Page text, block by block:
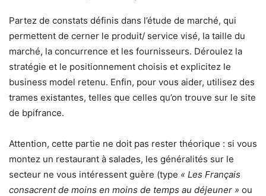
Partez de constats définis dans l’étude de marché, qui
permettent de cerner le produit/ service visé, la taille du
marché, la concurrence et les fournisseurs. Déroulez la
stratégie et le positionnement choisis et explicitez le
business model retenu. Enfin, pour vous aider, utilisez des
trames existantes, telles que celles qu’on trouve sur le site
de bpifrance.
Attention, cette partie ne doit pas rester théorique : si vous
montez un restaurant à salades, les généralités sur le
secteur ne vous intéressent guère (type « Les Français
consacrent de moins en moins de temps au déjeuner » ou